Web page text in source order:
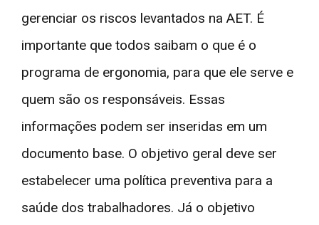
gerenciar os riscos levantados na AET. É
importante que todos saibam o que é o
programa de ergonomia, para que ele serve e
quem são os responsáveis. Essas
informações podem ser inseridas em um
documento base. O objetivo geral deve ser
estabelecer uma política preventiva para a
saúde dos trabalhadores. Já o objetivo